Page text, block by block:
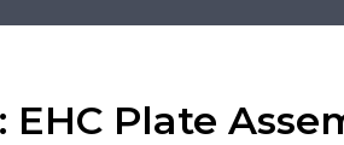
EHC Plate